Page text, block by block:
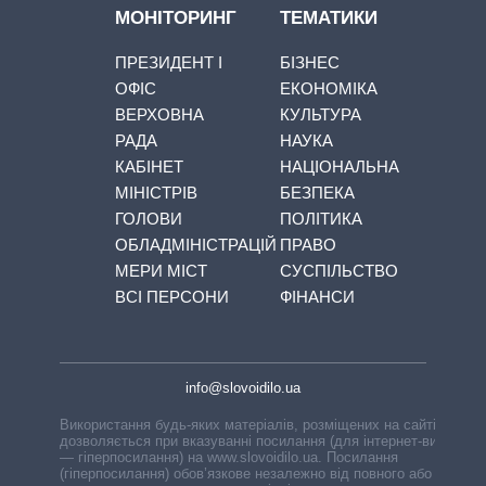
МОНІТОРИНГ
ПРЕЗИДЕНТ І
ОФІС
ВЕРХОВНА
РАДА
КАБІНЕТ
МІНІСТРІВ
ГОЛОВИ
ОБЛАДМІНІСТРАЦІЙ
МЕРИ МІСТ
ВСІ ПЕРСОНИ
ТЕМАТИКИ
БІЗНЕС
ЕКОНОМІКА
КУЛЬТУРА
НАУКА
НАЦІОНАЛЬНА
БЕЗПЕКА
ПОЛІТИКА
ПРАВО
СУСПІЛЬСТВО
ФІНАНСИ
info@slovoidilo.ua
Використання будь-яких матеріалів, розміщених на сайті,
дозволяється при вказуванні посилання (для інтернет-видань
— гіперпосилання) на www.slovoidilo.ua. Посилання
(гіперпосилання) обов’язкове незалежно від повного або